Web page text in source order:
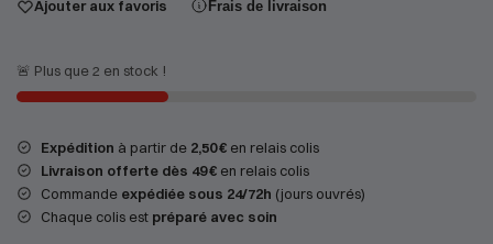
Ajouter aux favoris Frais de livraison
🚨 Plus que 2 en stock !
Expédition à partir de 2,50 € en relais colis
Livraison offerte dès 49 € en relais colis
Commande expédiée sous 24/72h (jours ouvrés)
Chaque colis est préparé avec soin